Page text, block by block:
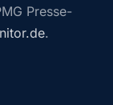
Presse-
.